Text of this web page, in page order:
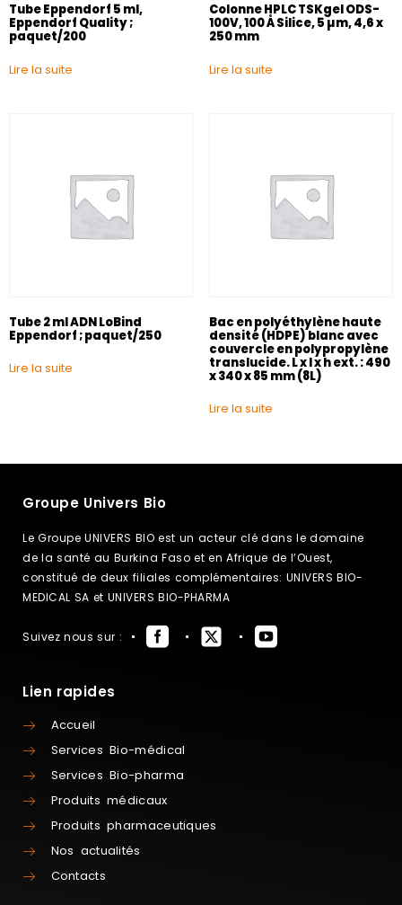
Tube Eppendorf 5 ml,
Eppendorf Quality ;
paquet/200
Lire la suite
Colonne HPLC TSKgel ODS-
100V, 100 Å Silice, 5 µm, 4,6 x
250 mm
Lire la suite
Tube 2 ml ADN LoBind
Eppendorf ; paquet/250
Lire la suite
Bac en polyéthylène haute
densité (HDPE) blanc avec
couvercle en polypropylène
translucide. L x l x h ext. : 490
x 340 x 85 mm (8L)
Lire la suite
Groupe Univers Bio
Le Groupe UNIVERS BIO est un acteur clé dans le domaine
de la santé au Burkina Faso et en Afrique de l’Ouest,
constitué de deux filiales complémentaires: UNIVERS BIO-
MEDICAL SA et UNIVERS BIO-PHARMA
Suivez nous sur :
Lien rapides
Accueil
Services Bio-médical
Services Bio-pharma
Produits médicaux
Produits pharmaceutiques
Nos actualités
Contacts